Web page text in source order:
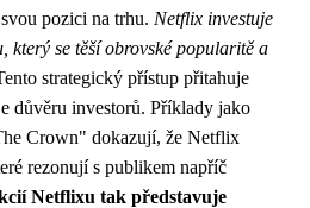
pozici na trhu. Netflix investuje
který se těší obrovské popularitě a
strategický přístup přitahuje
důvěru investorů. Příklady jako
Crown" dokazují, že Netflix
rezonují s publikem napříč
Netflixu tak představuje